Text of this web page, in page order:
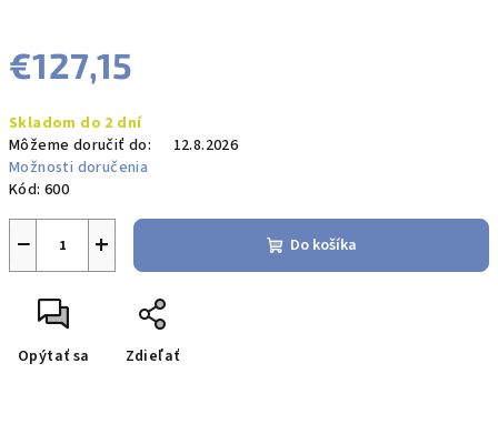
€127,15
cena:
Skladom do 2 dní
Môžeme doručiť do:
12.8.2026
Možnosti doručenia
Kód: 600
+
− Do košíka
Opýtať sa Zdieľať